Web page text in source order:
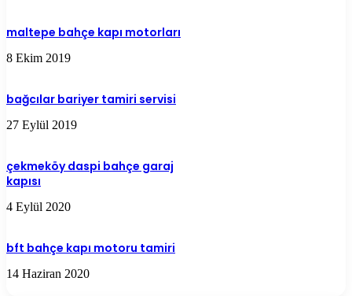
maltepe bahçe kapı motorları
8 Ekim 2019
bağcılar bariyer tamiri servisi
27 Eylül 2019
çekmeköy daspi bahçe garaj
kapısı
4 Eylül 2020
bft bahçe kapı motoru tamiri
14 Haziran 2020